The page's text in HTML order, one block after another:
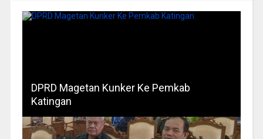
DPRD Magetan Kunker Ke Pemkab
Katingan